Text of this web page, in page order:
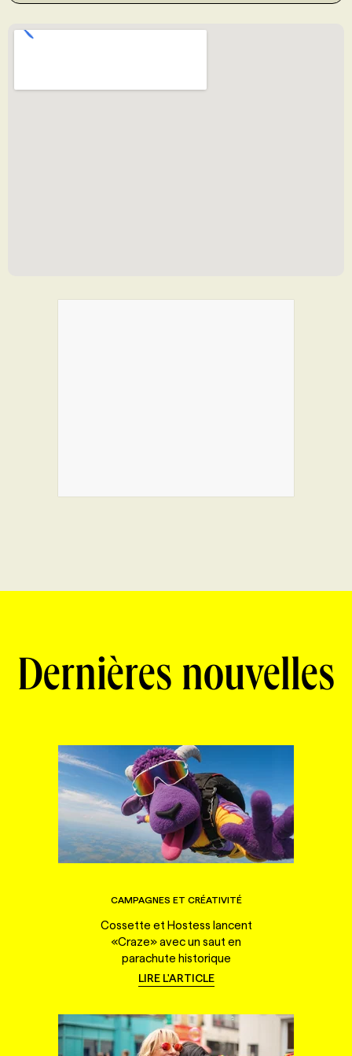
Dernières nouvelles
CAMPAGNES ET CRÉATIVITÉ
Cossette et Hostess lancent
«Craze» avec un saut en
parachute historique
LIRE L'ARTICLE